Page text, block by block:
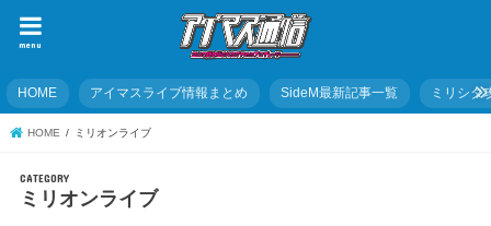
menu
HOME アイマスライブ情報まとめ SideM最新記事一覧 ミリシタ
HOME ミリオンライブ
ミリオンライブ